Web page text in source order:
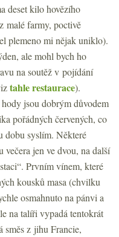
deset kilo hovězího
malé farmy, poctivě
plemeno mi nějak uniklo).
ale mohl bych ho
na soutěž v pojídání
tahle restaurace).
jsou dobrým důvodem
pořádných červených, co
dobu syslím. Některé
jen ve dvou, na další
Prvním vínem, které
kousků masa (chvilku
osmahnuto na pánvi a
na talíři vypadá tentokrát
směs z jihu Francie,